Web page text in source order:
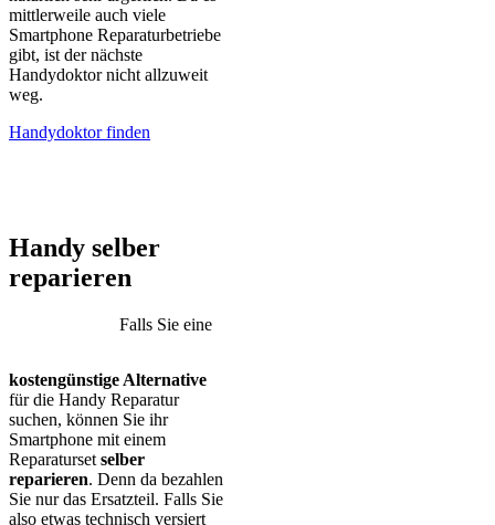
mittlerweile auch viele
Smartphone Reparaturbetriebe
gibt, ist der nächste
Handydoktor nicht allzuweit
weg.
Handydoktor finden
Handy selber
reparieren
Falls Sie eine
kostengünstige Alternative
für die Handy Reparatur
suchen, können Sie ihr
Smartphone mit einem
Reparaturset selber
reparieren. Denn da bezahlen
Sie nur das Ersatzteil. Falls Sie
also etwas technisch versiert